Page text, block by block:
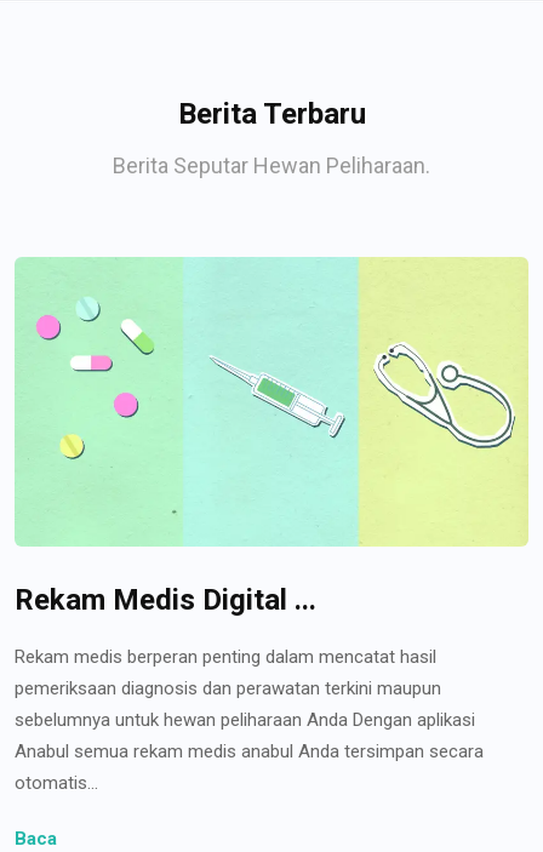
Berita Terbaru
Berita Seputar Hewan Peliharaan.
Rekam Medis Digital ...
Rekam medis berperan penting dalam mencatat hasil
pemeriksaan diagnosis dan perawatan terkini maupun
sebelumnya untuk hewan peliharaan Anda Dengan aplikasi
Anabul semua rekam medis anabul Anda tersimpan secara
otomatis...
Baca